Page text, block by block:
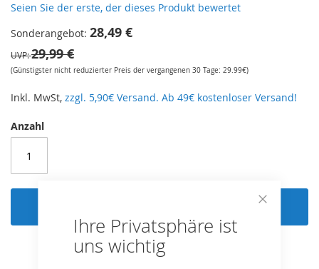
Cookie
Ihre Privatsphäre ist
uns wichtig
Seien Sie der erste, der dieses Produkt bewertet
Sonderangebot 28,49 €
UVP 29,99 €
(Günstigster nicht reduzierter Preis der vergangenen 30 Tage: 29.99€)
Inkl. MwSt, zzgl. 5,90€ Versand. Ab 49€ kostenloser Versand!
Anzahl